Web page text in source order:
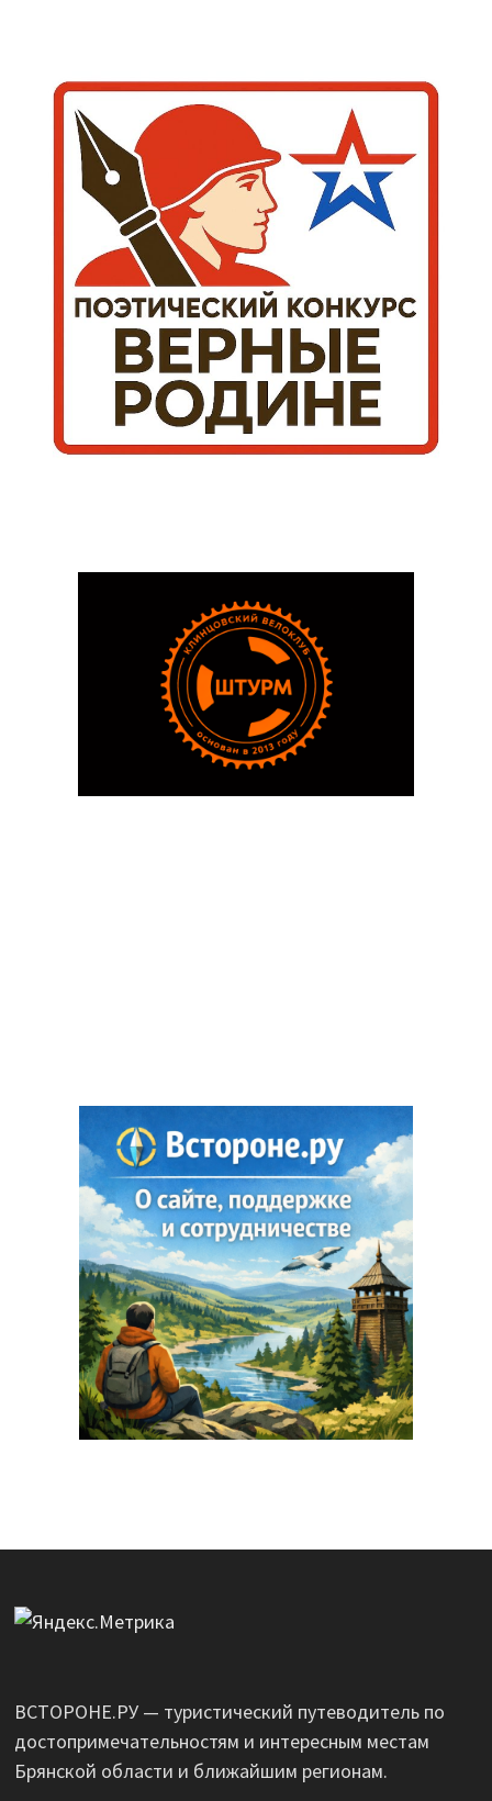
ВСТОРОНЕ.РУ — туристический путеводитель по
достопримечательностям и интересным местам
Брянской области и ближайшим регионам.